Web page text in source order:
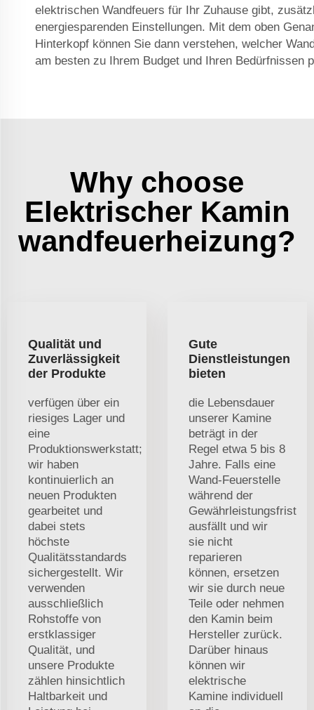
elektrischen Wandfeuers für Ihr Zuhause gibt,
energiesparenden Einstellungen. Mit dem oben
Hinterkopf können Sie dann verstehen, welcher
am besten zu Ihrem Budget und Ihren Bedürfnissen
Why choose
Elektrischer Kamin
wandfeuerheizung?
Qualität und
Zuverlässigkeit
der Produkte
verfügen über ein
riesiges Lager und
eine
Produktionswerkstatt;
wir haben
kontinuierlich an
neuen Produkten
gearbeitet und
dabei stets
höchste
Qualitätsstandards
sichergestellt. Wir
verwenden
ausschließlich
Rohstoffe von
erstklassiger
Qualität, und
unsere Produkte
zählen hinsichtlich
Haltbarkeit und
Gute
Dienstleistungen
bieten
die Lebensdauer
unserer Kamine
beträgt in der
Regel etwa 5 bis 8
Jahre. Falls eine
Wand-Feuerstelle
während der
Gewährleistungsfrist
ausfällt und wir
sie nicht
reparieren
können, ersetzen
wir sie durch neue
Teile oder nehmen
den Kamin beim
Hersteller zurück.
Darüber hinaus
können wir
elektrische
Kamine individuell